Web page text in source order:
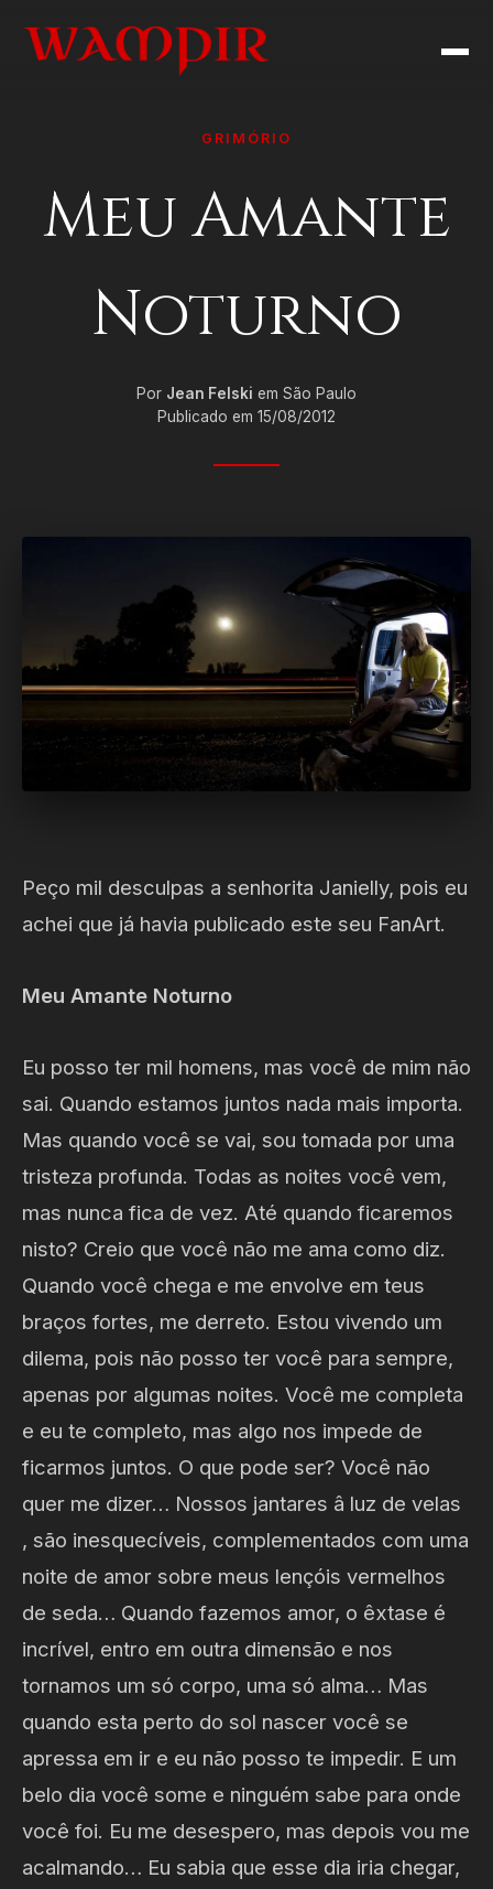
GRIMÓRIO
Meu Amante
Noturno
Por Jean Felski em São Paulo
Publicado em 15/08/2012
Peço mil desculpas a senhorita Janielly, pois eu
achei que já havia publicado este seu FanArt.
Meu Amante Noturno
Eu posso ter mil homens, mas você de mim não
sai. Quando estamos juntos nada mais importa.
Mas quando você se vai, sou tomada por uma
tristeza profunda. Todas as noites você vem,
mas nunca fica de vez. Até quando ficaremos
nisto? Creio que você não me ama como diz.
Quando você chega e me envolve em teus
braços fortes, me derreto. Estou vivendo um
dilema, pois não posso ter você para sempre,
apenas por algumas noites. Você me completa
e eu te completo, mas algo nos impede de
ficarmos juntos. O que pode ser? Você não
quer me dizer… Nossos jantares â luz de velas
, são inesquecíveis, complementados com uma
noite de amor sobre meus lençóis vermelhos
de seda… Quando fazemos amor, o êxtase é
incrível, entro em outra dimensão e nos
tornamos um só corpo, uma só alma… Mas
quando esta perto do sol nascer você se
apressa em ir e eu não posso te impedir. E um
belo dia você some e ninguém sabe para onde
você foi. Eu me desespero, mas depois vou me
acalmando… Eu sabia que esse dia iria chegar,